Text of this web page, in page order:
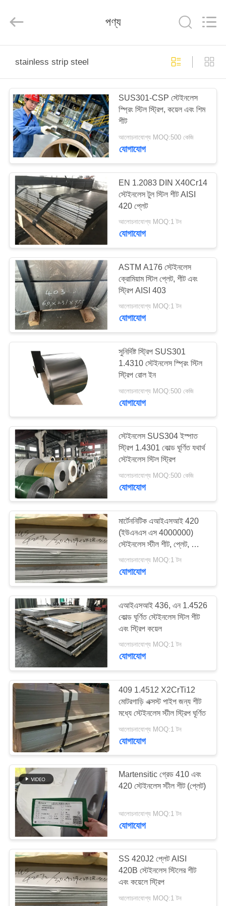
পণ্য
ভিডিও
আমাদের
সম্পর্কে
কারখানা
ভ্রমণ
মান
নিয়ন্ত্রণ
যোগাযোগ
করুন
উদ্ধৃতির
সাইট
ম্যাপ
PRIVACY
POLICY
Co.,
Reserved.
পণ্য
stainless strip steel
SUS301-CSP স্টেইনলেস
স্প্রিং স্টিল স্ট্রিপ, কয়েল এবং শিম
শীট
আলোচনাযোগ্য MOQ:500 কেজি
যোগাযোগ
EN 1.2083 DIN X40Cr14
স্টেইনলেস টুল স্টিল শীট AISI
420 প্লেট
আলোচনাযোগ্য MOQ:1 টন
যোগাযোগ
ASTM A176 স্টেইনলেস
ক্রোমিয়াম স্টিল প্লেট, শীট এবং
স্ট্রিপ AISI 403
আলোচনাযোগ্য MOQ:1 টন
যোগাযোগ
সুনির্দিষ্ট স্ট্রিপ SUS301
1.4310 স্টেইনলেস স্প্রিং স্টিল
স্ট্রিপ রোল ইন
আলোচনাযোগ্য MOQ:500 কেজি
যোগাযোগ
স্টেইনলেস SUS304 ইস্পাত
স্ট্রিপ 1.4301 কোল্ড ঘূর্ণিত যথার্থ
স্টেইনলেস স্টিল স্ট্রিপ
আলোচনাযোগ্য MOQ:500 কেজি
যোগাযোগ
মার্টেননিটিক এআইএসআই 420
(ইউএনএস এস 4000000)
স্টেইনলেস স্টীল শীট, প্লেট, স্ট্রিপ
আলোচনাযোগ্য MOQ:1 টন
যোগাযোগ
এআইএসআই 436, এন 1.4526
কোল্ড ঘূর্ণিত স্টেইনলেস স্টিল শীট
এবং স্ট্রিপ কয়েল
আলোচনাযোগ্য MOQ:1 টন
যোগাযোগ
409 1.4512 X2CrTi12
মোটরগাড়ি এক্সস্ট পাইপ জন্য শীট
মধ্যে স্টেইনলেস স্টীল স্ট্রিপ ঘূর্ণিত
আলোচনাযোগ্য MOQ:1 টন
যোগাযোগ
Martensitic গ্রেড 410 এবং
420 স্টেইনলেস স্টীল শীট (প্লেট)
আলোচনাযোগ্য MOQ:1 টন
যোগাযোগ
SS 420J2 প্লেট AISI
420B স্টেইনলেস স্টিলের শীট
এবং কয়েলে স্ট্রিপ
আলোচনাযোগ্য MOQ:1 টন